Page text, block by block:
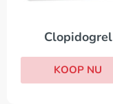
Clopidogrel
KOOP NU